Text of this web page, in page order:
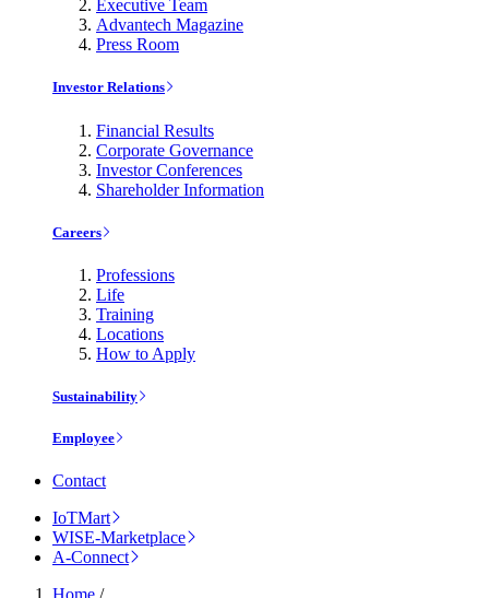
Executive Team
Advantech Magazine
Press Room
Investor Relations
Financial Results
Corporate Governance
Investor Conferences
Shareholder Information
Careers
Professions
Life
Training
Locations
How to Apply
Sustainability
Employee
Contact
IoTMart
WISE-Marketplace
A-Connect